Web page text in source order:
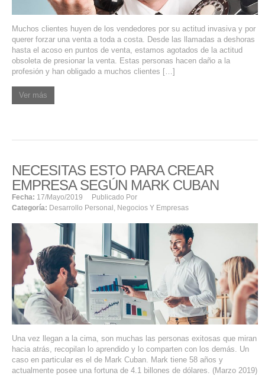
Muchos clientes huyen de los vendedores por su actitud invasiva y por
querer forzar una venta a toda a costa. Desde las llamadas a deshoras
hasta el acoso en puntos de venta, estamos agotados de la actitud
obsoleta de presionar la venta. Estas personas hacen daño a la
profesión y han obligado a muchos clientes […]
Ver más
NECESITAS ESTO PARA CREAR
EMPRESA SEGÚN MARK CUBAN
Fecha: 17/mayo/2019
Publicado Por
Categoría: Desarrollo Personal Negocios Y Empresas
Una vez llegan a la cima, son muchas las personas exitosas que miran
hacia atrás, recopilan lo aprendido y lo comparten con los demás. Un
caso en particular es el de Mark Cuban. Mark tiene 58 años y
actualmente posee una fortuna de 4.1 billones de dólares. (Marzo 2019)